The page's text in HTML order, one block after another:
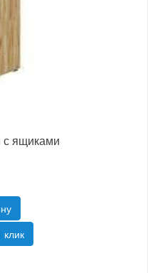
ящиками
клик